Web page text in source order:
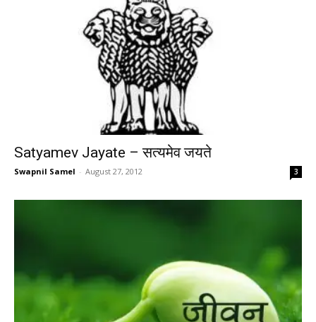
Satyamev Jayate – सत्यमेव जयते
Swapnil Samel - August 27, 2012 3